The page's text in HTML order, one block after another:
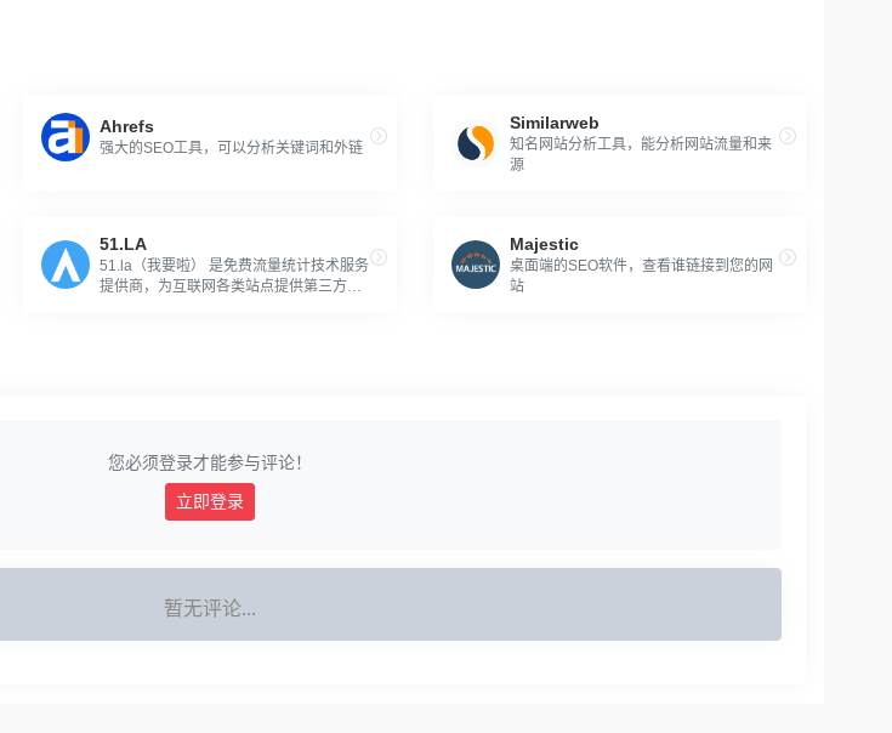
Ahrefs
强大的SEO工具，可以分析关键词和外链
Similarweb
知名网站分析工具，能分析网站流量和来
源
51.LA
51.la（我要啦） 是免费流量统计技术服务
提供商，为互联网各类站点提供第三方数
Majestic
桌面端的SEO软件，查看谁链接到您的网
站
您必须登录才能参与评论！
立即登录
暂无评论...